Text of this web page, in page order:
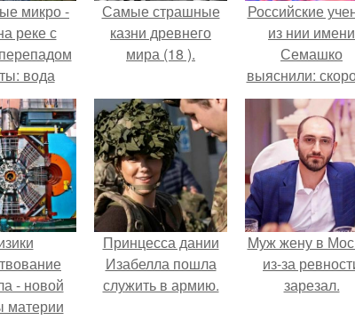
микро -
реке с
вода
в
камере и
Самые страшные
казни древнего
мира (18 ).
Российские
из нии имени
Семашко
выяснили:
старения
зависит от
состояния
и работы
- новой
Принцесса дании
Изабелла пошла
служить в армию.
Mуж жену в
из-за
зарезал.